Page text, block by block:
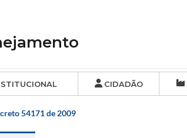
CIDADÃO
54171 de 2009